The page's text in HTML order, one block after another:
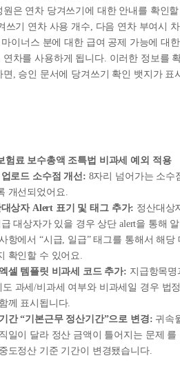
은 연차 당겨쓰기에 대한 안내를 확인할
쓰기 연차 사용 개수, 다음 연차 부여시 차
이너스 분에 대한 급여 공제 가능에 대한
차를 사용하게 됩니다. 이러한 정보를
, 승인 문서에 당겨쓰기 확인 뱃지가 표
험료 보수총액 조특법 비과세 예외 적용
로드 소수점 개선: 8자리 넘어가는 소수
개선되었어요.
상자 Alert 표기 및 태그 추가: 정산대상
대상자가 있을 경우 상단 alert을 통해 알
항에서 “시급, 일급” 태그를 통해서 해당
확인할 수 있어요.
셀 템플릿 비과세 코드 추가: 지급항목명
도 과세/비과세 여부와 비과세일 경우 법
께 표시됩니다.
간 “기본근무 정산기간”으로 변경: 귀속
일이 달라 정산 금액이 틀어지는 문제 를
도정산 기준 기간이 변경됐습니다.